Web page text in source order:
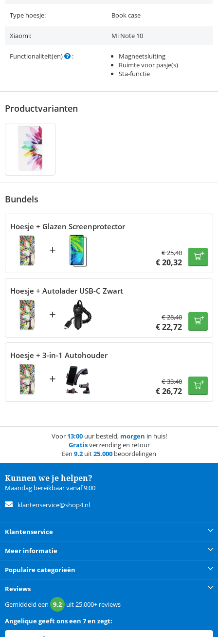
Type hoesje: Book case
Xiaomi: Mi Note 10
Functionaliteit(en) :
Magneetsluiting
Ruimte voor pasje(s)
Sta-functie
Productvarianten
Bundels
Hoesje + Glazen Screenprotector
+ €25,40
€20,32
Hoesje + Autolader USB-C Zwart
+ €28,40
€22,72
Hoesje + 3-in-1 Autohouder
+ €33,40
€26,72
Voor 13:00uur besteld, morgen in huis!
Gratisverzending en retour
Een 9.2 uit25.000 beoordelingen
Kunnen we je helpen?
Maandag bereikbaar vanaf 9:00
klantenservice@shop4.nl
Klantenservice
Meer informatie
Populaire categorieën
Reviews
Gemiddeld een 9.2 uit25.000+ reviews
Angeliquegeeft ons een 7 en zegt: